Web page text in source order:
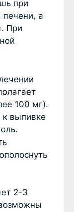
при
печени, а
При
100 мг).
выпивке
2-3